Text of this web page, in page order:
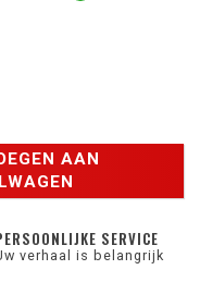
AAN
SERVICE
verhaal is belangrijk